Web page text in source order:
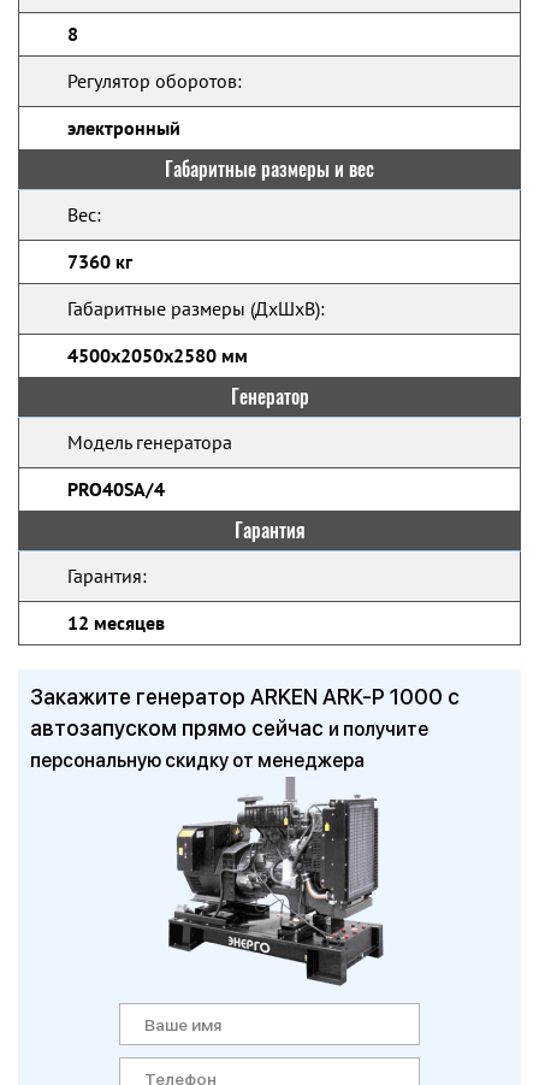
8
Регулятор оборотов:
электронный
Габаритные размеры и вес
Вес:
7360 кг
Габаритные размеры (ДхШхВ):
4500x2050x2580 мм
Генератор
Модель генератора
PRO40SA/4
Гарантия
Гарантия:
12 месяцев
Закажите генератор ARKEN ARK-P 1000 с
автозапуском прямо сейчас и получите
персональную скидку от менеджера